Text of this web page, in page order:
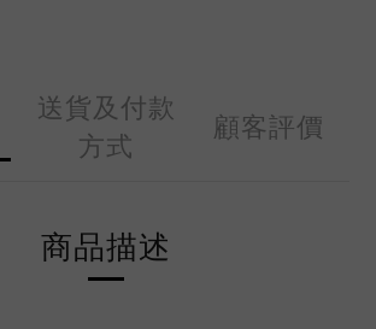
送貨及付款
方式
顧客評價
商品描述